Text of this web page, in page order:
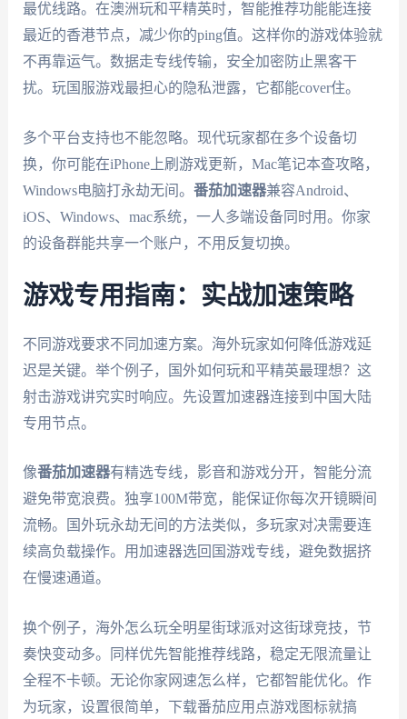
最优线路。在澳洲玩和平精英时，智能推荐功能能连接
最近的香港节点，减少你的ping值。这样你的游戏体验就
不再靠运气。数据走专线传输，安全加密防止黑客干
扰。玩国服游戏最担心的隐私泄露，它都能cover住。
多个平台支持也不能忽略。现代玩家都在多个设备切
换，你可能在iPhone上刷游戏更新，Mac笔记本查攻略，
Windows电脑打永劫无间。 番茄加速器兼容Android、
iOS、Windows、mac系统，一人多端设备同时用。你家
的设备群能共享一个账户，不用反复切换。
游戏专用指南：实战加速策略
不同游戏要求不同加速方案。海外玩家如何降低游戏延
迟是关键。举个例子，国外如何玩和平精英最理想？这
射击游戏讲究实时响应。先设置加速器连接到中国大陆
专用节点。
像番茄加速器有精选专线，影音和游戏分开，智能分流
避免带宽浪费。独享100M带宽，能保证你每次开镜瞬间
流畅。国外玩永劫无间的方法类似，多玩家对决需要连
续高负载操作。用加速器选回国游戏专线，避免数据挤
在慢速通道。
换个例子，海外怎么玩全明星街球派对这街球竞技，节
奏快变动多。同样优先智能推荐线路，稳定无限流量让
全程不卡顿。无论你家网速怎么样，它都智能优化。作
为玩家，设置很简单，下载番茄应用点游戏图标就搞